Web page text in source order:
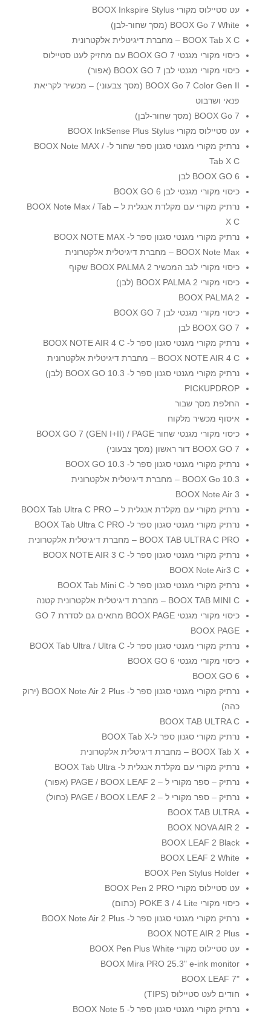
עט סטיילוס מקורי BOOX Inkspire Stylus
BOOX Go 7 White (מסך שחור-לבן)
BOOX Tab X C – מחברת דיגיטלית אלקטרונית
כיסוי מקורי מגנטי BOOX GO 7 עם מחזיק לעט סטיילוס
כיסוי מקורי מגנטי לבן BOOX GO 7 (אפור)
BOOX Go 7 Color Gen II (מסך צבעוני) – מכשיר לקריאת
פנאי ושרבוט
BOOX Go 7 (מסך שחור-לבן)
עט סטיילוס מקורי BOOX InkSense Plus Stylus
נרתיק מקורי מגנטי סגנון ספר שחור ל- BOOX Note MAX /
Tab X C
BOOX GO 6 לבן
כיסוי מקורי מגנטי לבן BOOX GO 6
נרתיק מקורי עם מקלדת אנגלית ל – BOOX Note Max / Tab
X C
נרתיק מקורי מגנטי סגנון ספר ל- BOOX NOTE MAX
BOOX Note Max – מחברת דיגיטלית אלקטרונית
כיסוי מקורי לגב המכשיר 2 BOOX PALMA שקוף
כיסוי מקורי 2 BOOX PALMA (לבן)
BOOX PALMA 2
כיסוי מקורי מגנטי לבן BOOX GO 7
BOOX GO 7 לבן
נרתיק מקורי מגנטי סגנון ספר ל- BOOX NOTE AIR 4 C
BOOX NOTE AIR 4 C – מחברת דיגיטלית אלקטרונית
נרתיק מקורי מגנטי סגנון ספר ל- BOOX GO 10.3 (לבן)
PICKUPDROP
החלפת מסך שבור
איסוף מכשיר מלקוח
כיסוי מקורי מגנטי שחור BOOX GO 7 (GEN I+II) / PAGE
BOOX GO 7 דור ראשון (מסך צבעוני)
נרתיק מקורי מגנטי סגנון ספר ל- BOOX GO 10.3
BOOX Go 10.3 – מחברת דיגיטלית אלקטרונית
BOOX Note Air 3
נרתיק מקורי עם מקלדת אנגלית ל – BOOX Tab Ultra C PRO
נרתיק מקורי מגנטי סגנון ספר ל- BOOX Tab Ultra C PRO
BOOX TAB ULTRA C PRO – מחברת דיגיטלית אלקטרונית
נרתיק מקורי מגנטי סגנון ספר ל- BOOX NOTE AIR 3 C
BOOX Note Air3 C
נרתיק מקורי מגנטי סגנון ספר ל- BOOX Tab Mini C
BOOX TAB MINI C – מחברת דיגיטלית אלקטרונית קטנה
כיסוי מקורי מגנטי BOOX PAGE מתאים גם לסדרת GO 7
BOOX PAGE
נרתיק מקורי מגנטי סגנון ספר ל- BOOX Tab Ultra / Ultra C
כיסוי מקורי מגנטי BOOX GO 6
BOOX GO 6
נרתיק מקורי מגנטי סגנון ספר ל- BOOX Note Air 2 Plus (ירוק
כהה)
BOOX TAB ULTRA C
נרתיק מקורי סגנון ספר ל-BOOX Tab X
BOOX Tab X – מחברת דיגיטלית אלקטרונית
נרתיק מקורי עם מקלדת אנגלית ל- BOOX Tab Ultra
נרתיק – ספר מקורי ל – 2 PAGE / BOOX LEAF (אפור)
נרתיק – ספר מקורי ל – 2 PAGE / BOOX LEAF (כחול)
BOOX TAB ULTRA
BOOX NOVA AIR 2
BOOX LEAF 2 Black
BOOX LEAF 2 White
BOOX Pen Stylus Holder
עט סטיילוס מקורי BOOX Pen 2 PRO
כיסוי מקורי POKE 3 / 4 Lite (כתום)
נרתיק מקורי מגנטי סגנון ספר ל- BOOX Note Air 2 Plus
BOOX NOTE AIR 2 Plus
עט סטיילוס מקורי BOOX Pen Plus White
BOOX Mira PRO 25.3" e-ink monitor
"7 BOOX LEAF
חודים לעט סטיילוס (TIPS)
נרתיק מקורי מגנטי סגנון ספר ל- BOOX Note 5